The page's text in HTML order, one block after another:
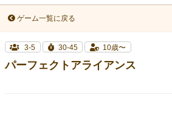
ゲーム一覧に戻る
3-5 30-45 10歳〜
パーフェクトアライアンス